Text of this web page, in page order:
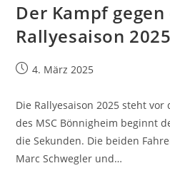
Der Kampf
Rallyesaison
Beitrag4. März 2025
Die Rallyesaison 2025 steht
des MSC Bönnigheim beginnt
die Sekunden. Die beiden
Marc Schwegler und…